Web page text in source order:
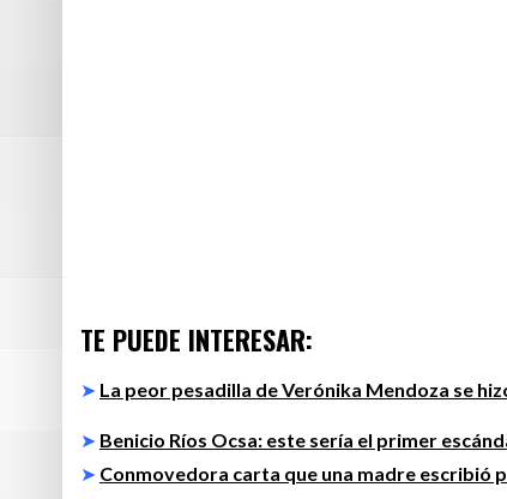
TE PUEDE INTERESAR:
➤ La peor pesadilla de Verónika Mendoza se
➤ Benicio Ríos Ocsa: este sería el primer
➤ Conmovedora carta que una madre escribió